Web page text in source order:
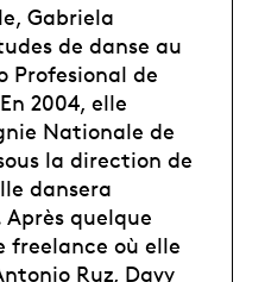
Gabriela
de danse au
Profesional de
2004, elle
Nationale de
la direction de
dansera
quelque
freelance où elle
Ruz, Davy